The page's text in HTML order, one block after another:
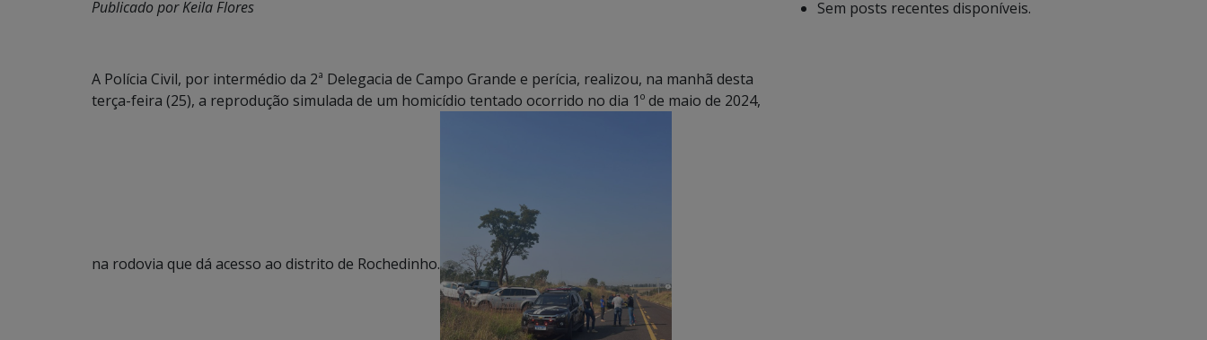
Publicado por Keila Flores
A Polícia Civil, por intermédio da 2ª Delegacia de Campo Grande e perícia, realizou, na manhã desta
terça-feira (25), a reprodução simulada de um homicídio tentado ocorrido no dia 1º de maio de 2024,
na rodovia que dá acesso ao distrito de Rochedinho.
Sem posts recentes disponíveis.